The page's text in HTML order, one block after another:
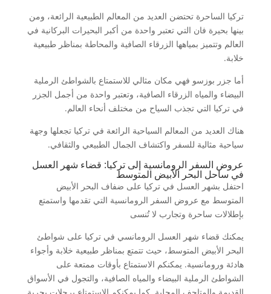
تركيا الساحرة تحتضن العديد من المعالم الطبيعية الرائعة، ومن
بينها بحيرة فان التي تعتبر واحدة من أكبر البحيرات البركانية في
العالم وتتميز بمياهها الزرقاء الصافية والمحاطة بمناظر طبيعية
خلابة.
أما جزر بوزسو فهي مكان مثالي للاستمتاع بالشواطئ الرملية
البيضاء والمياه الزرقاء الصافية، وتعتبر واحدة من أجمل الجزر
في تركيا التي تجذب السياح من مختلف أنحاء العالم.
هناك العديد من المعالم السياحية الرائعة في تركيا تجعلها وجهة
سياحية مثالية للسفر واكتشاف الجمال الطبيعي والثقافي.
عروض السفر الرومانسية إلى تركيا: قضاء شهر العسل
في ساحل البحر الأبيض المتوسط
احتفل بشهر العسل في تركيا على ضفاف البحر الأبيض
المتوسط مع عروض السفر الرومانسية التي تقدمها واستمتع
بإطلالات ساحرة وتجارب لا تُنسى
يمكنك قضاء شهر العسل الرومانسي في تركيا على شواطئ
البحر الأبيض المتوسط، حيث تتمتع بمناظر طبيعية خلابة وأجواء
هادئة ورومانسية. يمكنكم الاستمتاع بأوقات ممتعة على
الشواطئ الرملية البيضاء والمياه الصافية، والتجول في الأسواق